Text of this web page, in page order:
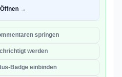
Öffnen →
springen
werden
Badge einbinden